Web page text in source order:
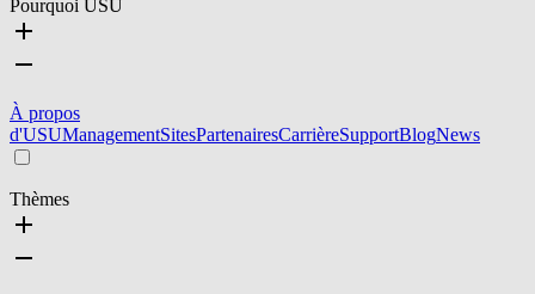
Pourquoi USU
À propos
d'USUManagementSitesPartenairesCarrièreSupportBlogNews
Thèmes